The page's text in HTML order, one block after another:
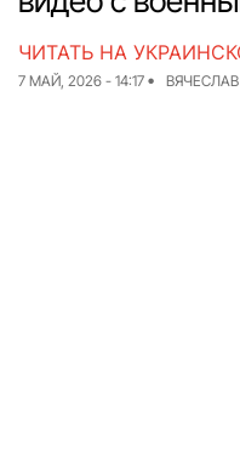
Досье
Блог
7 МАЙ, 2026 - 14:17
ЧИТАТЬ НА